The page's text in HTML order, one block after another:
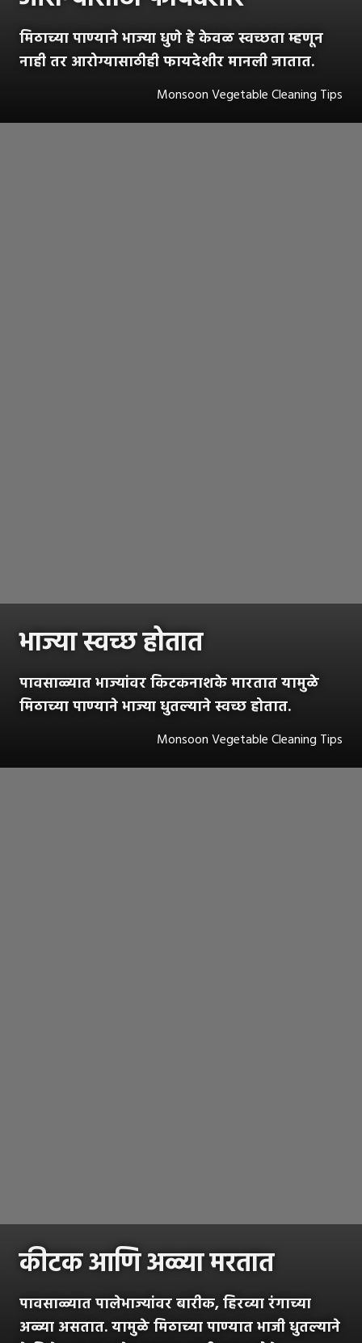
मिठाच्या पाण्याने भाज्या धुणे हे केवळ स्वच्छता म्हणून
नाही तर आरोग्यासाठीही फायदेशीर मानली जातात.
Monsoon Vegetable Cleaning Tips
भाज्या स्वच्छ होतात
पावसाळ्यात भाज्यांवर किटकनाशके मारतात यामुळे
मिठाच्या पाण्याने भाज्या धुतल्याने स्वच्छ होतात.
Monsoon Vegetable Cleaning Tips
कीटक आणि अळ्या मरतात
पावसाळ्यात पालेभाज्यांवर बारीक, हिरव्या रंगाच्या
अळ्या असतात. यामुळे मिठाच्या पाण्यात भाजी धुतल्याने